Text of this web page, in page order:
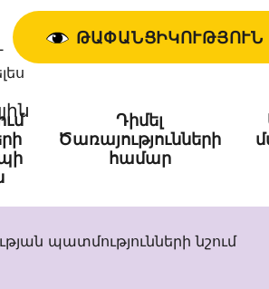
ԹԱՓԱՆՑԻԿՈՒԹՅՈՒՆ
Դիմել
Ծառայությունների
համար
պատմությունների նշում